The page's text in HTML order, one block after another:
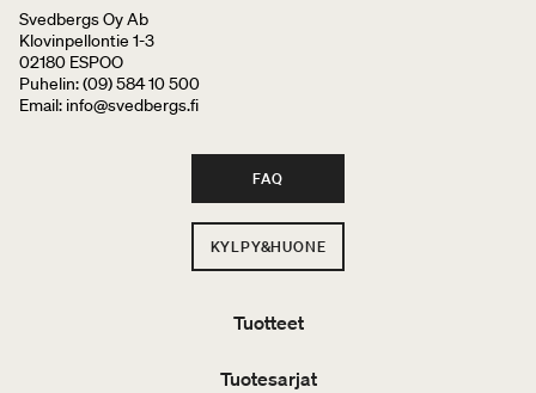
Svedbergs Oy Ab
Klovinpellontie 1-3
02180 ESPOO
Puhelin: (09) 584 10 500
Email: info@svedbergs.fi
FAQ
KYLPY&HUONE
Tuotteet
Tuotesarjat